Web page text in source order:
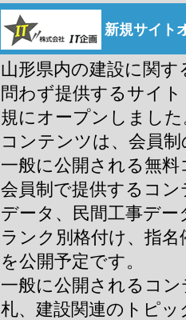
新規サイト
山形県内の建設に関
問わず提供するサイ
規にオープンしました
コンテンツは、会員
一般に公開される無
会員制で提供するコ
データ、民間工事デ
ランク別格付け、指
を公開予定です。
一般に公開されるコ
札、建設関連のトピ